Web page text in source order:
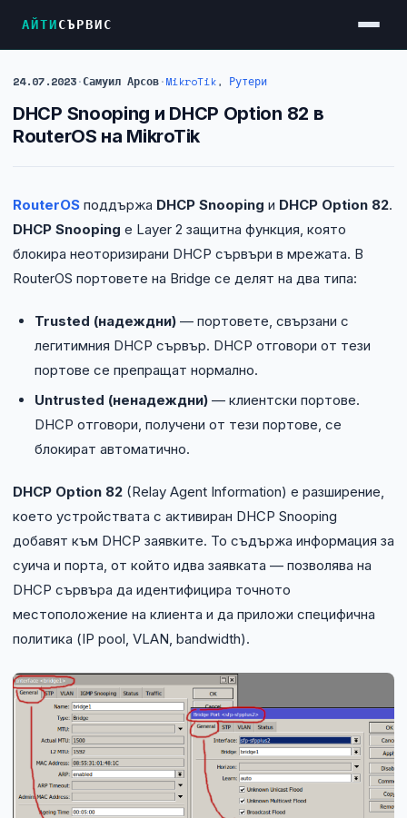
АЙТИСЪРВИС
Услуги
Достъп до Интернет
Фирмени мрежи
Firewall и VPN
Колокация на сървъри
Абонаментна IT поддръжка
NIS2
Общи условия
Правна информация
Контакти
Блог
24.07.2023·Самуил Арсов·MikroTik, Рутери
DHCP Snooping и DHCP Option 82 в
RouterOS на MikroTik
RouterOS поддържа DHCP Snooping и DHCP Option 82.
DHCP Snooping е Layer 2 защитна функция, която
блокира неоторизирани DHCP сървъри в мрежата. В
RouterOS портовете на Bridge се делят на два типа:
Trusted (надеждни) — портовете, свързани с
легитимния DHCP сървър. DHCP отговори от тези
портове се препращат нормално.
Untrusted (ненадеждни) — клиентски портове.
DHCP отговори, получени от тези портове, се
блокират автоматично.
DHCP Option 82 (Relay Agent Information) е разширение,
което устройствата с активиран DHCP Snooping
добавят към DHCP заявките. То съдържа информация за
суича и порта, от който идва заявката — позволява на
DHCP сървъра да идентифицира точното
местоположение на клиента и да приложи специфична
политика (IP pool, VLAN, bandwidth).